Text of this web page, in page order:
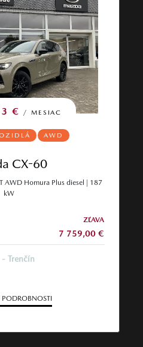
€ / MESIAC
AWD
CX-60
AWD Homura Plus diesel | 187
kW
ZĽAVA
7 759,00 €
- Trenčín